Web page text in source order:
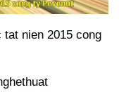
tat nien 2015 cong